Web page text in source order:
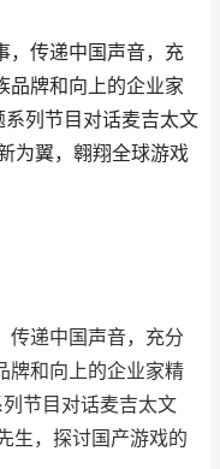
，传递中国声音，充
品牌和向上的企业家
系列节目对话麦吉太文
为翼，翱翔全球游戏
传递中国声音，充分
牌和向上的企业家精
节目对话麦吉太文
生，探讨国产游戏的